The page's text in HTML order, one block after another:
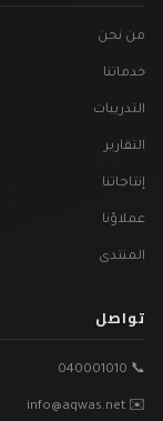
من نحن
خدماتنا
التدريبات
التقارير
إنتاجاتنا
عملاؤنا
المنتدى
تواصل
📞 040001010
✉️ info@aqwas.net